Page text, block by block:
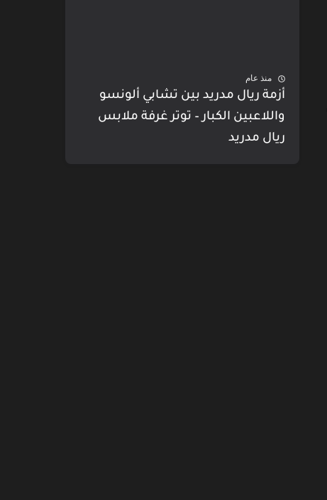
منذ عام
أزمة ريال مدريد بين تشابي ألونسو
واللاعبين الكبار – توتر غرفة ملابس
ريال مدريد